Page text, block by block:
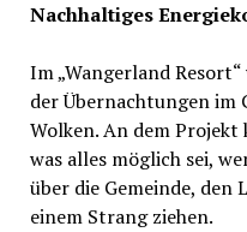
Nachhaltiges
Im „Wangerland
der Übernachtungen im
Wolken. An dem Projekt
was alles möglich sei,
über die Gemeinde, den
einem Strang ziehen.